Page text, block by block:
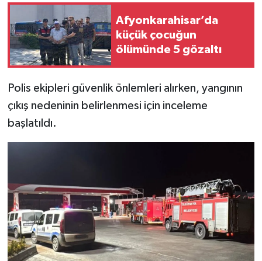
Afyonkarahisar’da
küçük çocuğun
ölümünde 5 gözaltı
Polis ekipleri güvenlik önlemleri alırken, yangının
çıkış nedeninin belirlenmesi için inceleme
başlatıldı.
Spor
Tavşanlı
Teknoloji
Türkiye
Yemek Tarifleri